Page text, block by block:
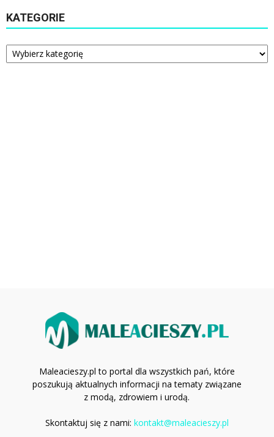
KATEGORIE
Kategorie
Maleacieszy.pl to portal dla wszystkich pań, które
poszukują aktualnych informacji na tematy związane
z modą, zdrowiem i urodą.
Skontaktuj się z nami: kontakt@maleacieszy.pl